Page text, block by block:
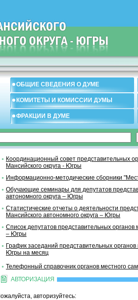
ОБЩИЕ СВЕДЕНИЯ О ДУМЕ
КОМИТЕТЫ И КОМИССИИ ДУМЫ
ФРАКЦИИ В ДУМЕ
Координационный совет представительных
Мансийского округа - Югры
Информационно-методические сборники
Обучающие семинары для депутатов
автономного округа – Югры
Статистические отчеты о деятельности
Мансийского автономного округа – Югры
Список депутатов представительных
– Югры
График заседаний представительных
Югры на месяц
Телефонный справочник органов местного
АВТОРИЗАЦИЯ
авторизуйтесь: